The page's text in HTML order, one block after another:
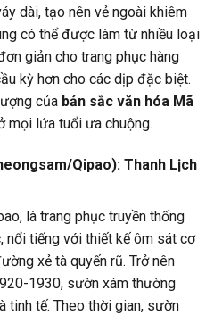
dài, tạo nên vẻ ngoài khiêm
có thể được làm từ nhiều loại
giản cho trang phục hàng
kỳ hơn cho các dịp đặc biệt.
của bản sắc văn hóa Mã
mọi lứa tuổi ưa chuộng.
Qipao): Thanh Lịch
là trang phục truyền thống
nổi tiếng với thiết kế ôm sát cơ
xẻ tà quyến rũ. Trở nên
1930, sườn xám thường
tinh tế. Theo thời gian, sườn